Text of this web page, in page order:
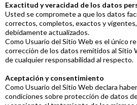
Exactitud y veracidad de los datos
Usted se compromete a que los datos
correctos, completos, exactos y
debidamente actualizados.
Como Usuario del Sitio Web es el único
corrección de los datos remitidos al Sitio
de cualquier responsabilidad al respecto.
Aceptación y consentimiento
Como Usuario del Sitio Web declara
condiciones sobre protección de datos